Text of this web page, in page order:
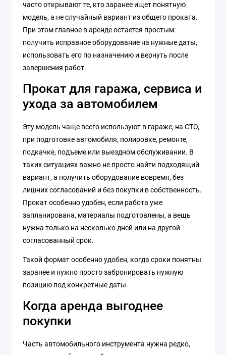
часто открывают те, кто заранее ищет понятную
модель, а не случайный вариант из общего проката.
При этом главное в аренде остается простым:
получить исправное оборудование на нужные даты,
использовать его по назначению и вернуть после
завершения работ.
Прокат для гаража, сервиса и
ухода за автомобилем
Эту модель чаще всего используют в гараже, на СТО,
при подготовке автомобиля, полировке, ремонте,
подкачке, подъеме или выездном обслуживании. В
таких ситуациях важно не просто найти подходящий
вариант, а получить оборудование вовремя, без
лишних согласований и без покупки в собственность.
Прокат особенно удобен, если работа уже
запланирована, материалы подготовлены, а вещь
нужна только на несколько дней или на другой
согласованный срок.
Такой формат особенно удобен, когда сроки понятны
заранее и нужно просто забронировать нужную
позицию под конкретные даты.
Когда аренда выгоднее
покупки
Часть автомобильного инструмента нужна редко,